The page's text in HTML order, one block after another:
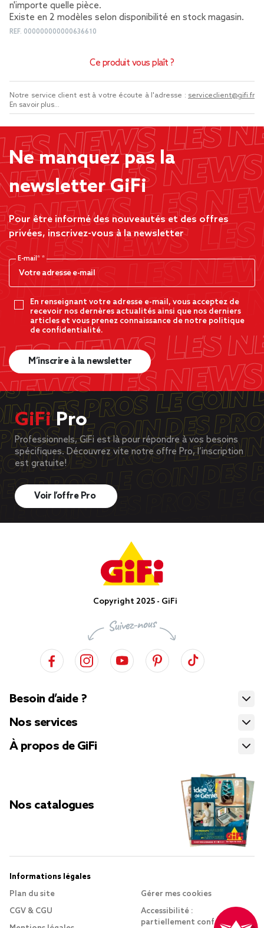
n'importe quelle pièce.
Existe en 2 modèles selon disponibilité en stock magasin.
REF. 000000000000636610
Ce produit vous plaît ?
Notre service client est à votre écoute à l'adresse : serviceclient@gifi.fr
En savoir plus...
Ne manquez pas la
newsletter GiFi
Pour être informé des nouveautés et des offres
privées, inscrivez-vous à la newsletter
E-mail*
En renseignant votre adresse e-mail, vous acceptez de
recevoir nos dernères actualités ainsi que nos derniers
articles et vous prenez connaissance de notre politique
de confidentialité.
M’inscrire à la newsletter
GiFiPro
Professionnels, GiFi est là pour répondre à vos besoins
spécifiques. Découvrez vite notre offre Pro, l’inscription
est gratuite!
Voir l’offre Pro
Copyright 2025 - GiFi
Besoin d’aide ?
Nos services
À propos de GiFi
Nos catalogues
Informations légales
Plan du site
CGV & CGU
Gérer mes cookies
Accessibilité :
partiellement conforme